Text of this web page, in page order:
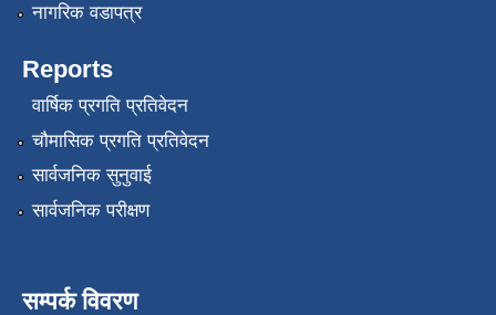
नागरिक वडापत्र
Reports
वार्षिक प्रगति प्रतिवेदन
चौमासिक प्रगति प्रतिवेदन
सार्वजनिक सुनुवाई
सार्वजनिक परीक्षण
सम्पर्क विवरण